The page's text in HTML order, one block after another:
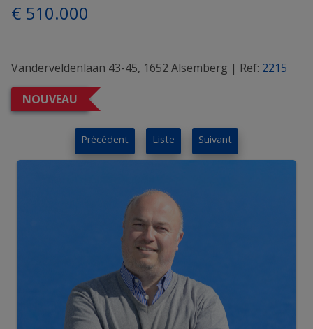
€ 510.000
Vanderveldenlaan 43-45, 1652 Alsemberg | Ref: 2215
NOUVEAU
Précédent Liste Suivant